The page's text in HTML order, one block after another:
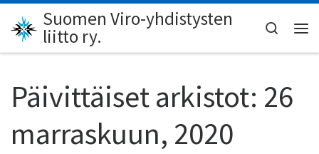
Skip to content
Suomen Viro-yhdistysten
liitto ry.
Search
Päivittäiset arkistot: 26
marraskuun, 2020